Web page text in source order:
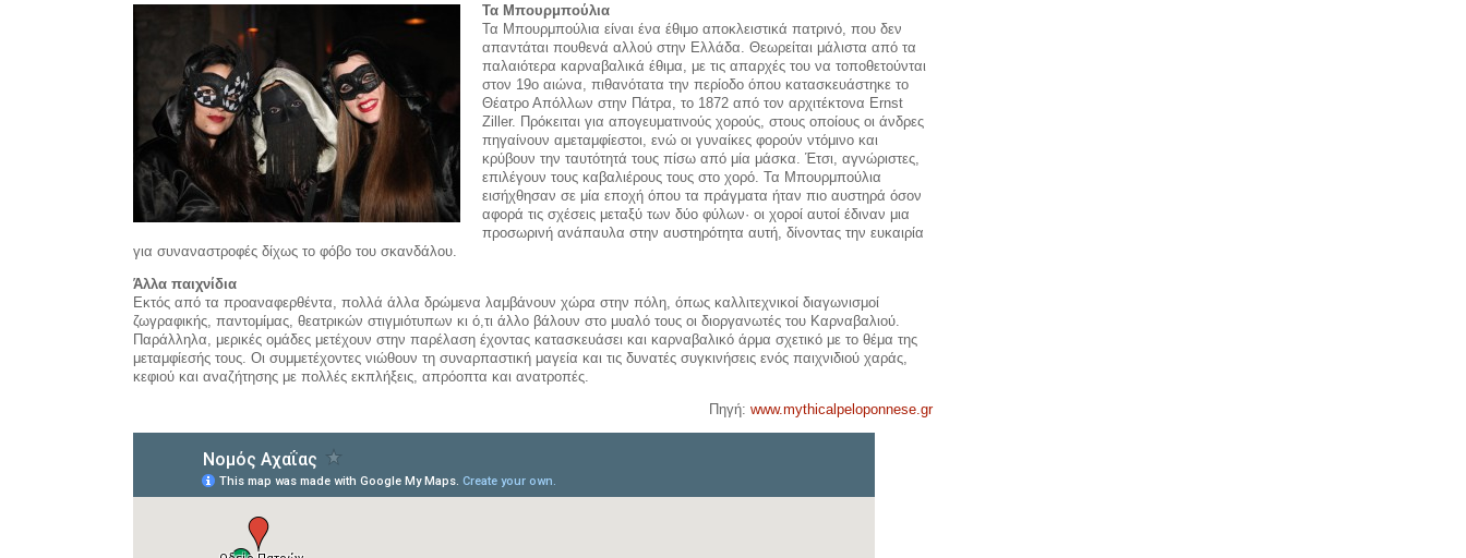
Τα Μπουρμπούλια
Τα Μπουρμπούλια είναι ένα έθιμο αποκλειστικά πατρινό, που δεν
απαντάται πουθενά αλλού στην Ελλάδα. Θεωρείται μάλιστα από τα
παλαιότερα καρναβαλικά έθιμα, με τις απαρχές του να τοποθετούνται
στον 19ο αιώνα, πιθανότατα την περίοδο όπου κατασκευάστηκε το
Θέατρο Απόλλων στην Πάτρα, το 1872 από τον αρχιτέκτονα Ernst
Ziller. Πρόκειται για απογευματινούς χορούς, στους οποίους οι άνδρες
πηγαίνουν αμεταμφίεστοι, ενώ οι γυναίκες φορούν ντόμινο και
κρύβουν την ταυτότητά τους πίσω από μία μάσκα. Έτσι, αγνώριστες,
επιλέγουν τους καβαλιέρους τους στο χορό. Τα Μπουρμπούλια
εισήχθησαν σε μία εποχή όπου τα πράγματα ήταν πιο αυστηρά όσον
αφορά τις σχέσεις μεταξύ των δύο φύλων· οι χοροί αυτοί έδιναν μια
προσωρινή ανάπαυλα στην αυστηρότητα αυτή, δίνοντας την ευκαιρία
για συναναστροφές δίχως το φόβο του σκανδάλου.
Άλλα παιχνίδια
Εκτός από τα προαναφερθέντα, πολλά άλλα δρώμενα λαμβάνουν χώρα στην πόλη, όπως καλλιτεχνικοί διαγωνισμοί
ζωγραφικής, παντομίμας, θεατρικών στιγμιότυπων κι ό,τι άλλο βάλουν στο μυαλό τους οι διοργανωτές του Καρναβαλιού.
Παράλληλα, μερικές ομάδες μετέχουν στην παρέλαση έχοντας κατασκευάσει και καρναβαλικό άρμα σχετικό με το θέμα της
μεταμφίεσής τους. Οι συμμετέχοντες νιώθουν τη συναρπαστική μαγεία και τις δυνατές συγκινήσεις ενός παιχνιδιού χαράς,
κεφιού και αναζήτησης με πολλές εκπλήξεις, απρόοπτα και ανατροπές.
Πηγή:www.mythicalpeloponnese.gr